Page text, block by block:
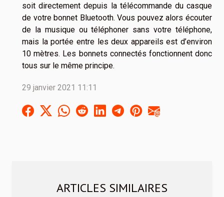
ARTICLES SIMILAIRES
soit directement depuis la télécommande du casque
de votre bonnet Bluetooth. Vous pouvez alors écouter
de la musique ou téléphoner sans votre téléphone,
mais la portée entre les deux appareils est d’environ
10 mètres. Les bonnets connectés fonctionnent donc
tous sur le même principe.
29 janvier 2021 11:11